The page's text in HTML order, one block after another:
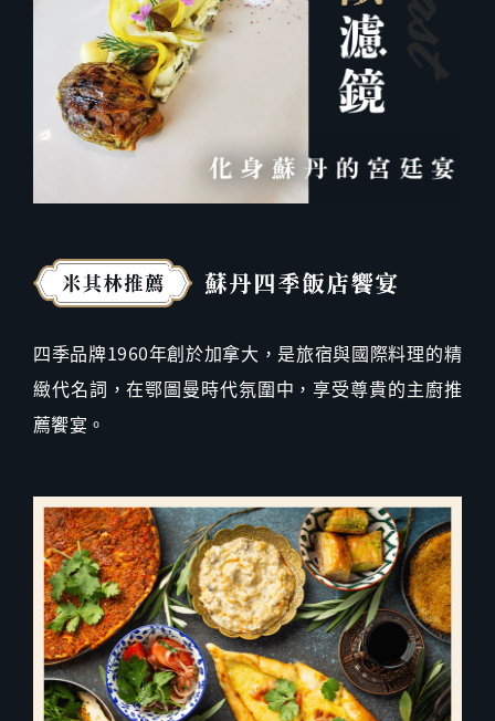
四季品牌1960年創於加拿大，是旅宿與國際料理的精
緻代名詞，在鄂圖曼時代氛圍中，享受尊貴的主廚推
薦饗宴。